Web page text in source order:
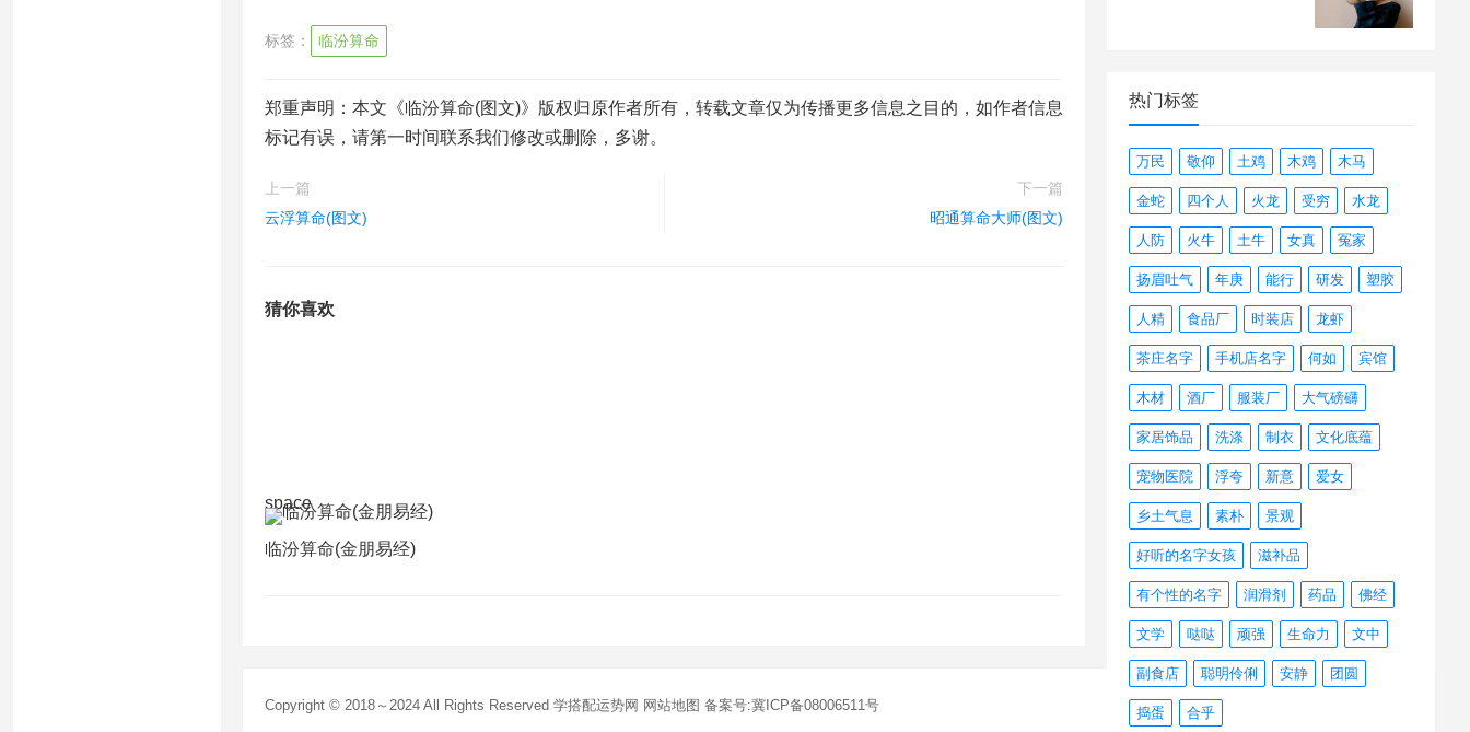
标签： 临汾算命
郑重声明：本文《临汾算命(图文)》版权归原作者所有，转载文章仅为传播更多信息之目的，如作者信息
标记有误，请第一时间联系我们修改或删除，多谢。
上一篇
云浮算命(图文)
下一篇
昭通算命大师(图文)
猜你喜欢
space
临汾算命(金朋易经)
热门标签
万民 敬仰 土鸡 木鸡 木马
金蛇 四个人 火龙 受穷 水龙
人防 火牛 土牛 女真 冤家
扬眉吐气 年庚 能行 研发 塑胶
人精 食品厂 时装店 龙虾
茶庄名字 手机店名字 何如 宾馆
木材 酒厂 服装厂 大气磅礴
家居饰品 洗涤 制衣 文化底蕴
宠物医院 浮夸 新意 爱女
乡土气息 素朴 景观
好听的名字女孩 滋补品
有个性的名字 润滑剂 药品 佛经
文学 哒哒 顽强 生命力 文中
副食店 聪明伶俐 安静 团圆
捣蛋 合乎
Copyright © 2018～2024 All Rights Reserved 学搭配运势网 网站地图 备案号:冀ICP备08006511号